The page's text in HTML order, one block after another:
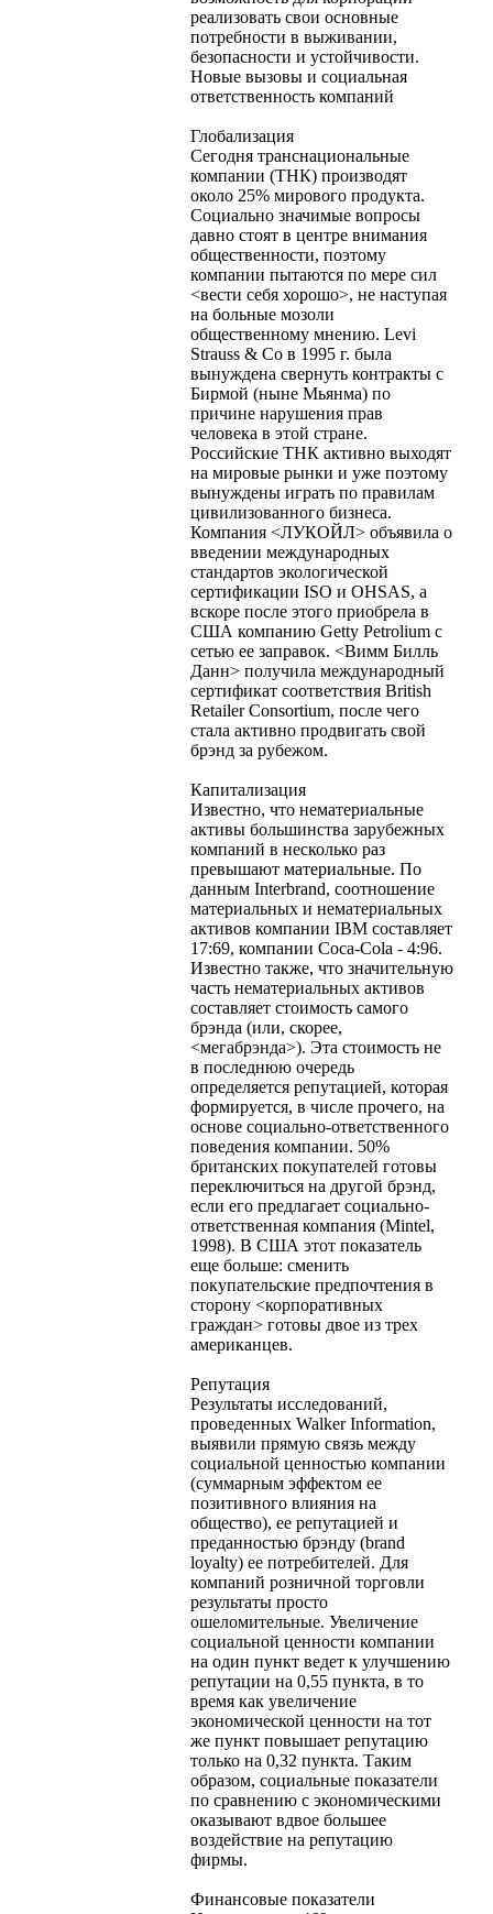
реализовать свои основные
потребности в выживании,
безопасности и устойчивости.
Новые вызовы и социальная
ответственность компаний
Глобализация
Сегодня транснациональные
компании (ТНК) производят
около 25% мирового продукта.
Социально значимые вопросы
давно стоят в центре внимания
общественности, поэтому
компании пытаются по мере сил
<вести себя хорошо>, не наступая
на больные мозоли
общественному мнению. Levi
Strauss & Co в 1995 г. была
вынуждена свернуть контракты с
Бирмой (ныне Мьянма) по
причине нарушения прав
человека в этой стране.
Российские ТНК активно выходят
на мировые рынки и уже поэтому
вынуждены играть по правилам
цивилизованного бизнеса.
Компания <ЛУКОЙЛ> объявила о
введении международных
стандартов экологической
сертификации ISO и OHSAS, а
вскоре после этого приобрела в
США компанию Getty Petrolium с
сетью ее заправок. <Вимм Билль
Данн> получила международный
сертификат соответствия British
Retailer Consortium, после чего
стала активно продвигать свой
брэнд за рубежом.
Капитализация
Известно, что нематериальные
активы большинства зарубежных
компаний в несколько раз
превышают материальные. По
данным Interbrand, соотношение
материальных и нематериальных
активов компании IBM составляет
17:69, компании Соса-Cola - 4:96.
Известно также, что значительную
часть нематериальных активов
составляет стоимость самого
брэнда (или, скорее,
<мегабрэнда>). Эта стоимость не
в последнюю очередь
определяется репутацией, которая
формируется, в числе прочего, на
основе социально-ответственного
поведения компании. 50%
британских покупателей готовы
переключиться на другой брэнд,
если его предлагает социально-
ответственная компания (Mintel,
1998). В США этот показатель
еще больше: сменить
покупательские предпочтения в
сторону <корпоративных
граждан> готовы двое из трех
американцев.
Репутация
Результаты исследований,
проведенных Walker Information,
выявили прямую связь между
социальной ценностью компании
(суммарным эффектом ее
позитивного влияния на
общество), ее репутацией и
преданностью брэнду (brand
loyalty) ее потребителей. Для
компаний розничной торговли
результаты просто
ошеломительные. Увеличение
социальной ценности компании
на один пункт ведет к улучшению
репутации на 0,55 пункта, в то
время как увеличение
экономической ценности на тот
же пункт повышает репутацию
только на 0,32 пункта. Таким
образом, социальные показатели
по сравнению с экономическими
оказывают вдвое большее
воздействие на репутацию
фирмы.
Финансовые показатели